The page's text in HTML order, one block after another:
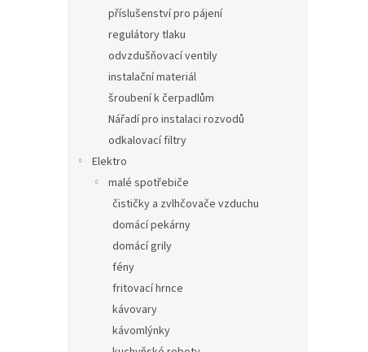
příslušenství pro pájení
regulátory tlaku
odvzdušňovací ventily
instalační materiál
šroubení k čerpadlům
Nářadí pro instalaci rozvodů
odkalovací filtry
Elektro
malé spotřebiče
čističky a zvlhčovače vzduchu
domácí pekárny
domácí grily
fény
fritovací hrnce
kávovary
kávomlýnky